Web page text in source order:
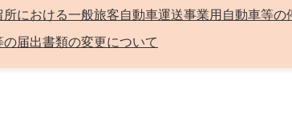
における一般旅客自動車運送事業用自動車等の
届出書類の変更について